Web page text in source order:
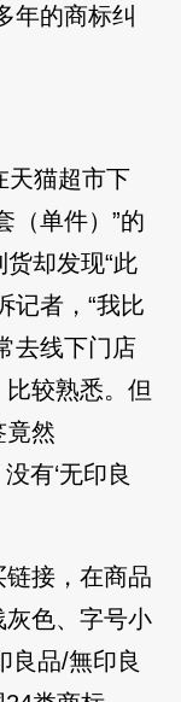
年的商标纠
天猫超市下
（单件）”的
却发现“此
记者，“我比
去线下门店
较熟悉。但
竟然
没有‘无印良
接，在商品
色、字号小
良品/無印良